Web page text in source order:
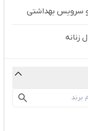
سرویس بهداشتی
زنانه